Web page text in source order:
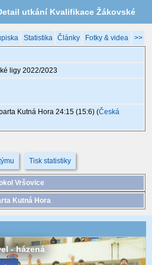
utkání Kvalifikace Žákovské
2022/2023, XGA067, 26.11. 16:00
Statistika Články Fotky & videa >>
ligy 2022/2023
Kutná Hora 24:15 (15:6)(Česká
Tisk statistiky
Vršovice
Kutná Hora
- házená